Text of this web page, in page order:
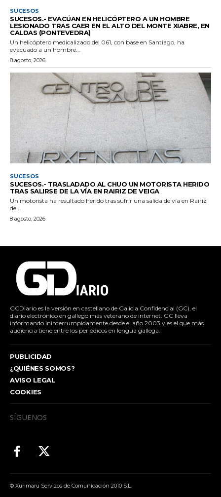
SUCESOS
SUCESOS.- EVACÚAN EN HELICÓPTERO A UN HOMBRE
LESIONADO TRAS CAER EN EL ALTO DEL MONTE XIABRE, EN
CALDAS (PONTEVEDRA)
Un helicóptero medicalizado del 061, con base en Santiago, ha
evacuado a un hombre...
8 agosto, 2026
SUCESOS
SUCESOS.- TRASLADADO AL CHUO UN MOTORISTA HERIDO
TRAS SALIRSE DE LA VÍA EN RAIRIZ DE VEIGA
Un motorista ha resultado herido tras sufrir una salida de vía en Rairiz
de...
8 agosto, 2026
GCDiario es la versión en castellano de Galicia Confidencial (GC), el
diario electrónico en gallego más veterano de internet. GC lleva
informando ininterrumpidamente desde el año 2003 y es el que más
audiencia tiene entre los periódicos en lengua gallega.
PUBLICIDAD
¿QUIÉNES SOMOS?
AVISO LEGAL
COOKIES
SÍGUENOS
© Xurimaru Servizos de Comunicación 2010 S.L.